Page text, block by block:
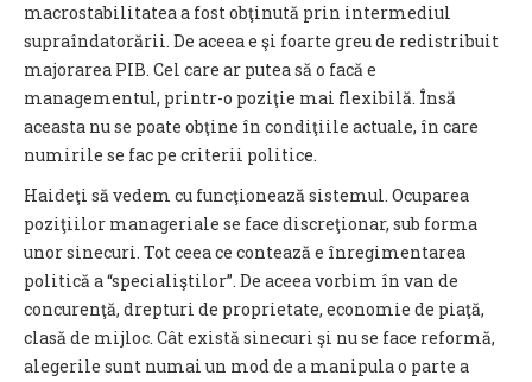
macrostabilitatea a fost obţinută prin intermediul
supraîndatorării. De aceea e şi foarte greu de redistribuit
majorarea PIB. Cel care ar putea să o facă e
managementul, printr-o poziţie mai flexibilă. Însă
aceasta nu se poate obţine în condiţiile actuale, în care
numirile se fac pe criterii politice.
Haideţi să vedem cu funcţionează sistemul. Ocuparea
poziţiilor manageriale se face discreţionar, sub forma
unor sinecuri. Tot ceea ce contează e înregimentarea
politică a “specialiştilor”. De aceea vorbim în van de
concurenţă, drepturi de proprietate, economie de piaţă,
clasă de mijloc. Cât există sinecuri şi nu se face reformă,
alegerile sunt numai un mod de a manipula o parte a